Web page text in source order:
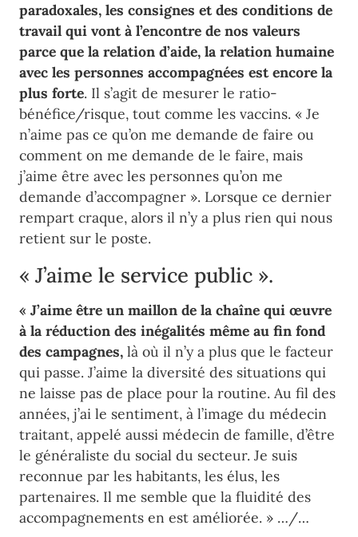
paradoxales, les consignes et des conditions de
travail qui vont à l’encontre de nos valeurs
parce que la relation d’aide, la relation humaine
avec les personnes accompagnées est encore la
plus forte. Il s’agit de mesurer le ratio-
bénéfice/risque, tout comme les vaccins. « Je
n’aime pas ce qu’on me demande de faire ou
comment on me demande de le faire, mais
j’aime être avec les personnes qu’on me
demande d’accompagner ». Lorsque ce dernier
rempart craque, alors il n’y a plus rien qui nous
retient sur le poste.
« J’aime le service public ».
« J’aime être un maillon de la chaîne qui œuvre
à la réduction des inégalités même au fin fond
des campagnes, là où il n’y a plus que le facteur
qui passe. J’aime la diversité des situations qui
ne laisse pas de place pour la routine. Au fil des
années, j’ai le sentiment, à l’image du médecin
traitant, appelé aussi médecin de famille, d’être
le généraliste du social du secteur. Je suis
reconnue par les habitants, les élus, les
partenaires. Il me semble que la fluidité des
accompagnements en est améliorée. » …/…